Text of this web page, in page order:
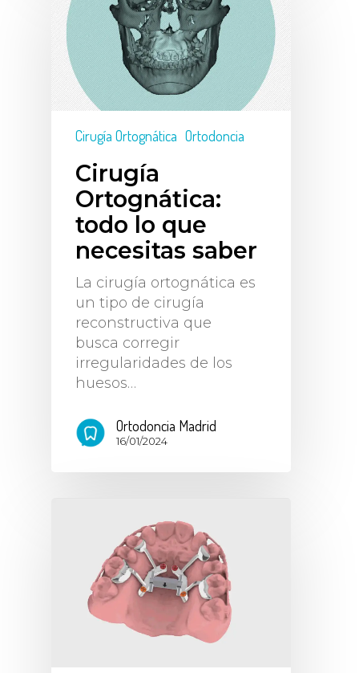
Cirugía Ortognática Ortodoncia
Cirugía
Ortognática:
todo lo que
necesitas saber
La cirugía ortognática es
un tipo de cirugía
reconstructiva que
busca corregir
irregularidades de los
huesos…
Ortodoncia Madrid
16/01/2024